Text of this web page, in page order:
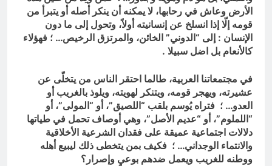
الأرض وعاش في رحابها، لا يمكنه أن ينكر أصله أو يتبرأ من
قومه إلّا إذا انسلخ عن إنسانيته أولاً، وتحول إلى ما دون
الإنسان : إلى “الدوني” الخائن، والمرتزق الرخيص… ؛ فهؤلاء
كالأنعام بل اضل سبيلا .
في مجتمعاتنا العربية، طالما احتقر الناس من يتخلّى عن
عشيرته، ويهجر قومه، ويتنكر لهويته، ويلوذ بالغريب أو
العدو… ؛ فتراه يُوسم بلقب “اللصيق”، أو “المولى”، أو
“اللملوم”، أو “عديم الأصل”، وهي أوصاف تحمل في طياتها
دلالات اجتماعية عميقة على فقدان الشرعية الأخلاقية
والانتماء الوجداني… ؛ فكيف بمن يتخطى ذلك ليبيع أهله
ووطنه للغريب ويعمل ضدهم بوعيٍ وإصرار؟